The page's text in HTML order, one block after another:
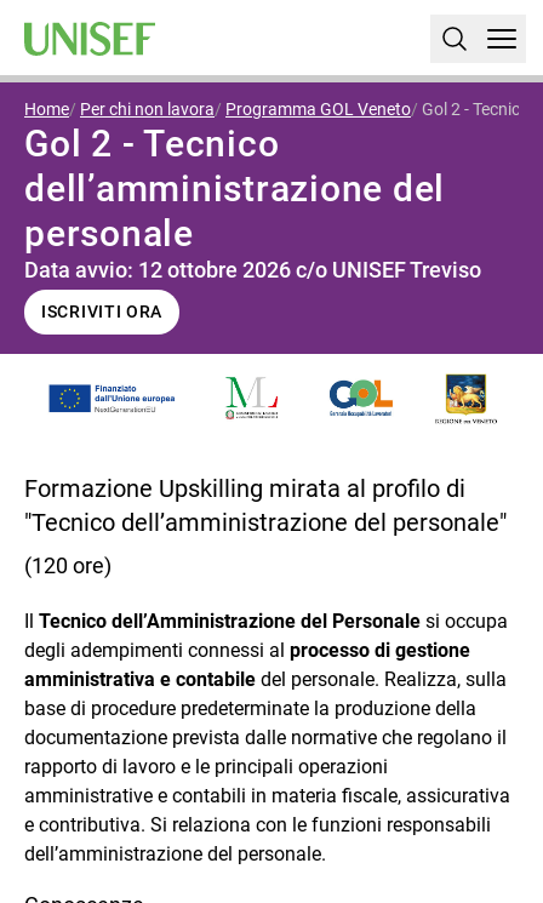
Home Per chi non lavora Programma GOL Veneto Gol 2 - Tecnico
Gol 2 - Tecnico
dell’amministrazione del
personale
Data avvio: 12 ottobre 2026 c/o UNISEF Treviso
ISCRIVITI ORA
Formazione Upskilling mirata al profilo di
"Tecnico dell’amministrazione del personale"
(120 ore)
Tecnico dell’Amministrazione del Personale si occupa
degli adempimenti connessi al processo di gestione
amministrativa e contabile del personale. Realizza, sulla
base di procedure predeterminate la produzione della
documentazione prevista dalle normative che regolano il
rapporto di lavoro e le principali operazioni
amministrative e contabili in materia fiscale, assicurativa
e contributiva. Si relaziona con le funzioni responsabili
dell’amministrazione del personale.